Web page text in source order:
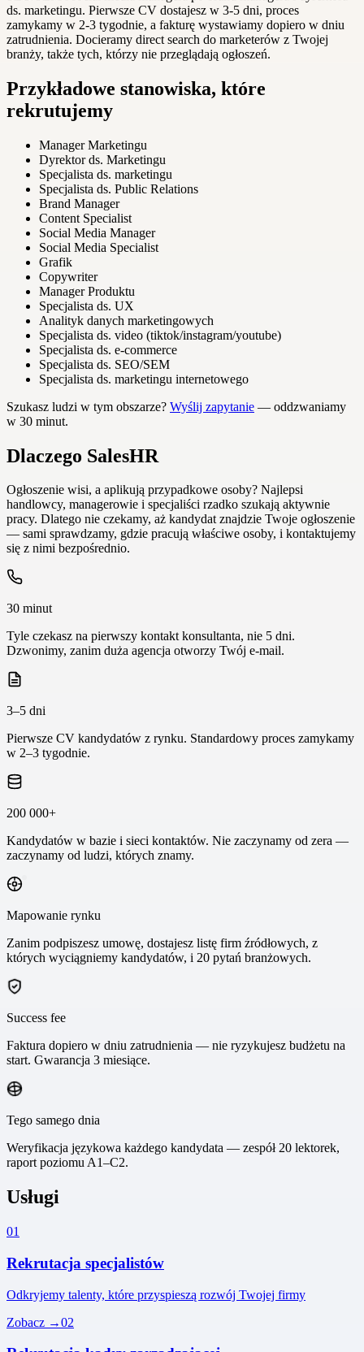
ds. marketingu. Pierwsze CV dostajesz w 3-5 dni, proces
zamykamy w 2-3 tygodnie, a fakturę wystawiamy dopiero w dniu
zatrudnienia. Docieramy direct search do marketerów z Twojej
branży, także tych, którzy nie przeglądają ogłoszeń.
Przykładowe stanowiska, które
rekrutujemy
Manager Marketingu
Dyrektor ds. Marketingu
Specjalista ds. marketingu
Specjalista ds. Public Relations
Brand Manager
Content Specialist
Social Media Manager
Social Media Specialist
Grafik
Copywriter
Manager Produktu
Specjalista ds. UX
Analityk danych marketingowych
Specjalista ds. video (tiktok/instagram/youtube)
Specjalista ds. e-commerce
Specjalista ds. SEO/SEM
Specjalista ds. marketingu internetowego
Szukasz ludzi w tym obszarze? Wyślij zapytanie — oddzwaniamy
w 30 minut.
Dlaczego SalesHR
Ogłoszenie wisi, a aplikują przypadkowe osoby? Najlepsi
handlowcy, managerowie i specjaliści rzadko szukają aktywnie
pracy. Dlatego nie czekamy, aż kandydat znajdzie Twoje ogłoszenie
— sami sprawdzamy, gdzie pracują właściwe osoby, i kontaktujemy
się z nimi bezpośrednio.
30 minut
Tyle czekasz na pierwszy kontakt konsultanta, nie 5 dni.
Dzwonimy, zanim duża agencja otworzy Twój e-mail.
3–5 dni
Pierwsze CV kandydatów z rynku. Standardowy proces zamykamy
w 2–3 tygodnie.
200 000+
Kandydatów w bazie i sieci kontaktów. Nie zaczynamy od zera —
zaczynamy od ludzi, których znamy.
Mapowanie rynku
Zanim podpiszesz umowę, dostajesz listę firm źródłowych, z
których wyciągniemy kandydatów, i 20 pytań branżowych.
Success fee
Faktura dopiero w dniu zatrudnienia — nie ryzykujesz budżetu na
start. Gwarancja 3 miesiące.
Tego samego dnia
Weryfikacja językowa każdego kandydata — zespół 20 lektorek,
raport poziomu A1–C2.
Usługi
01
Rekrutacja specjalistów
Odkryjemy talenty, które przyspieszą rozwój Twojej firmy
Zobacz →02